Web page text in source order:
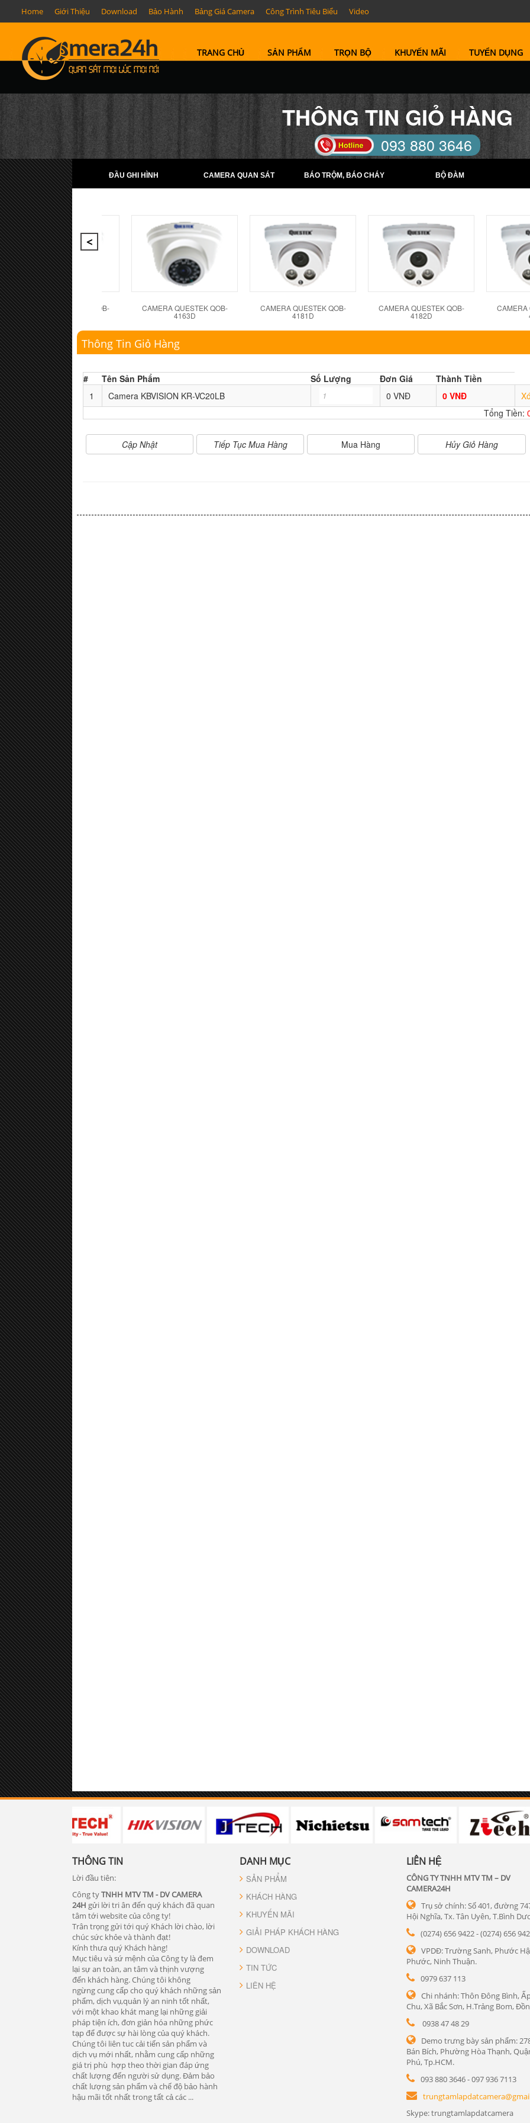
Home Giới Thiệu Download Bảo Hành Bảng Giá Camera Công Trình Tiêu Biểu Video
TRANG CHỦ SẢN PHẨM TRỌN BỘ KHUYẾN MÃI TUYỂN DỤNG
THÔNG TIN GIỎ HÀNG
093 880 3646
TELL: (0274) 6569422 -
(0274) 6569423
ĐẦU GHI HÌNH CAMERA QUAN SÁT BÁO TRỘM, BÁO CHÁY BỘ ĐÀM
CAMERA QUESTEK QOB-
4162D
CAMERA QUESTEK QOB-
4163D
CAMERA QUESTEK QOB-
4181D
CAMERA QUESTEK QOB-
4182D
CAMERA
Thông Tin Giỏ Hàng
# Tên Sản Phẩm Số Lượng Đơn Giá
Thành Tiền
1
Camera KBVISION KR-VC20LB 0 VNĐ 0 VNĐ
Tổng Tiền:
Mua Hàng
THÔNG TIN
Lời đầu tiên:
Công tyTNHH MTV TM - DV CAMERA
24H gửi lời tri ân đến quý khách đã quan
tâm tới website của công ty!
Trân trọng gửi tới quý Khách lời chào, lời
chúc sức khỏe và thành đạt!
Kính thưa quý Khách hàng!
Mục tiêu và sứ mệnh của Công ty là đem
lại sự an toàn, an tâm và thịnh vượng
đến khách hàng. Chúng tôi không
ngừng cung cấp cho quý khách những sản
phẩm, dịch vụ,quản lý an ninh tốt nhất,
với một khao khát mang lại những giải
pháp tiện ích, đơn giản hóa những phức
tạp để được sự hài lòng của quý khách.
Chúng tôi liên tuc cải tiến sản phẩm và
dịch vụ mới nhất, nhằm cung cấp những
giá trị phù hợp theo thời gian đáp ứng
chất lượng đến người sử dụng. Đảm bảo
chất lượng sản phẩm và chế độ bảo hành
hậu mãi tốt nhất trong tất cả các ...
DANH MỤC
SẢN PHẨM
KHÁCH HÀNG
KHUYẾN MÃI
GIẢI PHÁP KHÁCH HÀNG
DOWNLOAD
TIN TỨC
LIÊN HỆ
LIÊN HỆ
CÔNG TY TNHH MTV TM – DV
CAMERA24H
Trụ sở chính: Số 401, đường
Hội Nghĩa, Tx. Tân Uyên, T.Bình
(0274) 656 9422 - (0274) 656
VPDĐ: Trường Sanh, Phước
Phước, Ninh Thuận.
0979 637 113
Chi nhánh: Thôn Đông Bình,
Chu, Xã Bắc Sơn, H.Trảng Bom,
0938 47 48 29
Demo trưng bày sản phẩm:
Bán Bích, Phường Hòa Thạnh,
Phú, Tp.HCM.
093 880 3646 - 097 936 7113
Skype: trungtamlapdatcamera